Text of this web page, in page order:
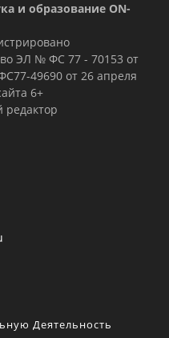
и образование ON-
ЭЛ № ФС 77 - 70153 от
49690 от 26 апреля
6+
Деятельность